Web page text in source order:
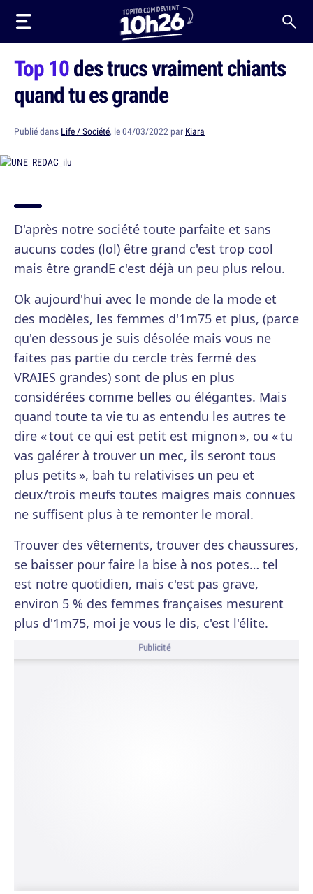
Top 10des trucs vraiment chiants
quand tu es grande
Publié dans Life / Société, le 04/03/2022 par Kiara
D'après notre société toute parfaite et sans
aucuns codes (lol) être grand c'est trop cool
mais être grandE c'est déjà un peu plus relou.
Ok aujourd'hui avec le monde de la mode et
des modèles, les femmes d'1m75 et plus, (parce
qu'en dessous je suis désolée mais vous ne
faites pas partie du cercle très fermé des
VRAIES grandes) sont de plus en plus
considérées comme belles ou élégantes. Mais
quand toute ta vie tu as entendu les autres te
dire « tout ce qui est petit est mignon », ou « tu
vas galérer à trouver un mec, ils seront tous
plus petits », bah tu relativises un peu et
deux/trois meufs toutes maigres mais connues
ne suffisent plus à te remonter le moral.
Trouver des vêtements, trouver des chaussures,
se baisser pour faire la bise à nos potes… tel
est notre quotidien, mais c'est pas grave,
environ 5 % des femmes françaises mesurent
plus d'1m75, moi je vous le dis, c'est l'élite.
Publicité